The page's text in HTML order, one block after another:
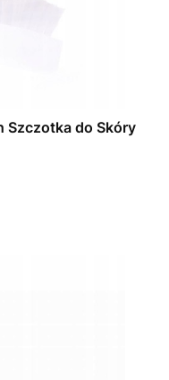
Szczotka do Skóry